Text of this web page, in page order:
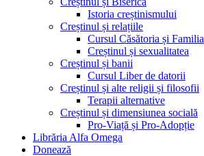
Istoria creștinismului
Creștinul și relațiile
Cursul Căsătoria și Familia
Creștinul și sexualitatea
Creștinul și banii
Cursul Liber de datorii
Creștinul și alte religii și filosofii
Terapii alternative
Creștinul și dimensiunea socială
Pro-Viață și Pro-Adopție
Librăria Alfa Omega
Donează